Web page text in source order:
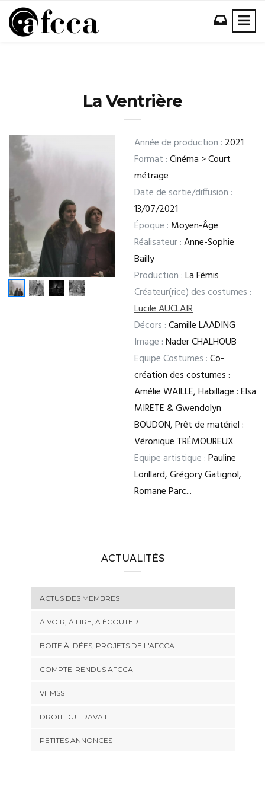
La Ventrière
Année de production : 2021
Format :Cinéma > Court
métrage
Date de sortie/diffusion :
13/07/2021
Époque : Moyen-Âge
Réalisateur :Anne-Sophie
Bailly
Production :La Fémis
Créateur(rice) des costumes :
Lucile AUCLAIR
Décors :Camille LAADING
Image :Nader CHALHOUB
Equipe Costumes :Co-
création des costumes :
Amélie WAILLE, Habillage : Elsa
MIRETE & Gwendolyn
BOUDON, Prêt de matériel :
Véronique TRÉMOUREUX
Equipe artistique :Pauline
Lorillard, Grégory Gatignol,
Romane Parc...
ACTUALITÉS
ACTUS DES MEMBRES
À VOIR, À LIRE, À ÉCOUTER
BOITE À IDÉES, PROJETS DE L'AFCCA
COMPTE-RENDUS AFCCA
VHMSS
DROIT DU TRAVAIL
PETITES ANNONCES